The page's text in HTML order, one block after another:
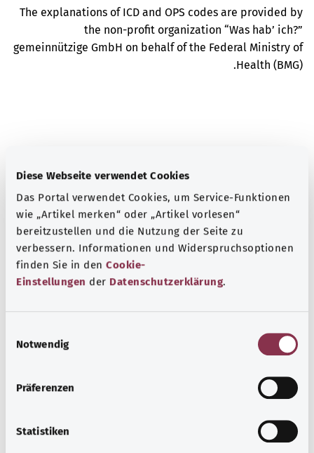
Diese Webseite verwendet Cookies
Das Portal verwendet Cookies, um Service-Funktionen
wie „Artikel merken“ oder „Artikel vorlesen“
bereitzustellen und die Nutzung der Seite zu
verbessern. Informationen und Widerspruchsoptionen
finden Sie in den Cookie-
Einstellungen der Datenschutzerklärung.
Notwendig
Präferenzen
Statistiken
The explanations of ICD and OPS codes are provided by
the non-profit organization “Was hab’ ich?”
gemeinnützige GmbH on behalf of the Federal Ministry of
Health (BMG).
المزيد من المقالات
الأمراض المنقولة جنسيًا (STI): كيف تحمي نفسك
الأمراض الأخرى التي تنتقل جنسيًا. وباتخاذ تدابير الحماية الملائمة،